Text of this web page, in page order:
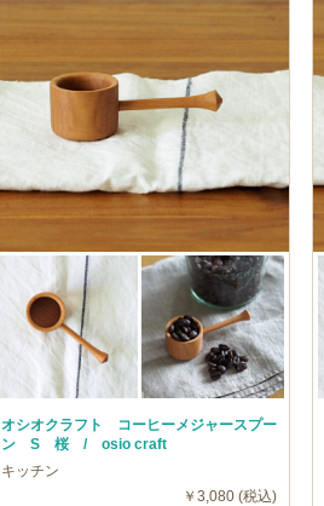
オシオクラフト コーヒーメジャースプー
ン S 桜 / osio craft
キッチン
￥3,080 (税込)